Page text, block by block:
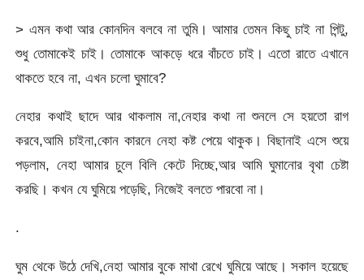
> এমন কথা আর কোনদিন বলবে না তুমি। আমার তেমন কিছু চাই না পিন্টু,
শুধু তোমাকেই চাই। তোমাকে আকড়ে ধরে বাঁচতে চাই। এতো রাতে এখানে
থাকতে হবে না, এখন চলো ঘুমাবে?
নেহার কথাই ছাদে আর থাকলাম না,নেহার কথা না শুনলে সে হয়তো রাগ
করবে,আমি চাইনা,কোন কারনে নেহা কষ্ট পেয়ে থাকুক। বিছানাই এসে শুয়ে
পড়লাম, নেহা আমার চুলে বিলি কেটে দিচ্ছে,আর আমি ঘুমানোর বৃথা চেষ্টা
করছি। কখন যে ঘুমিয়ে পড়েছি, নিজেই বলতে পারবো না।
.
ঘুম থেকে উঠে দেখি,নেহা আমার বুকে মাথা রেখে ঘুমিয়ে আছে। সকাল হয়েছে